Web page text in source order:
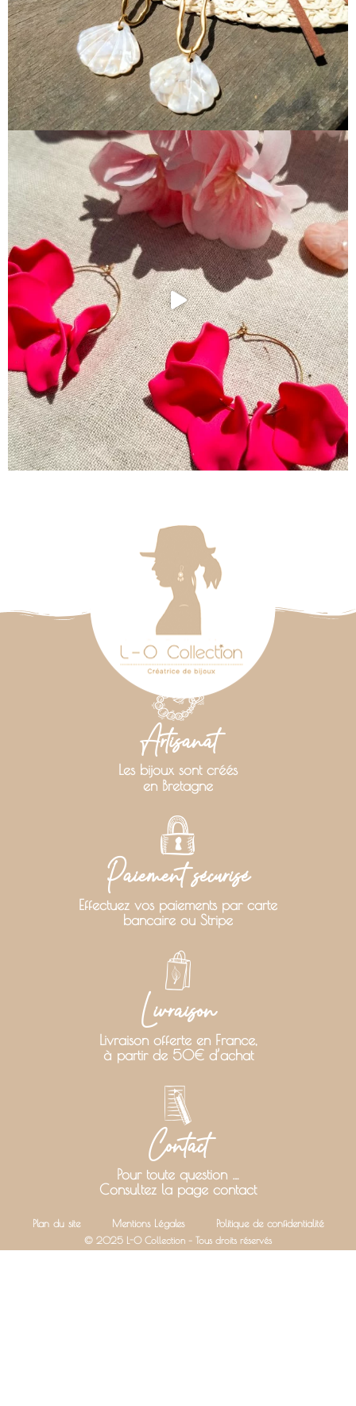
Artisanat
Les bijoux sont créés
en Bretagne
Paiement sécurisé
Effectuez vos paiements par carte
bancaire ou Stripe
Livraison
Livraison offerte en France,
à partir de 50€ d’achat
Contact
Pour toute question …
Consultez la page contact
Plan du site Mentions Légales Politique de confidentialité
© 2025 L-O Collection – Tous droits réservés